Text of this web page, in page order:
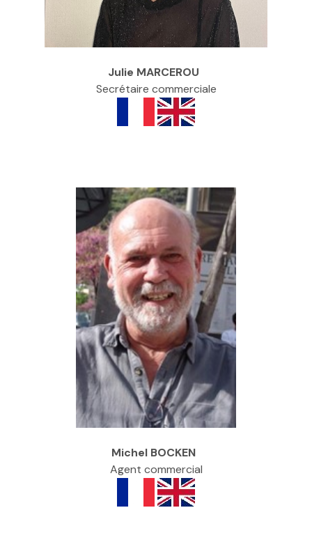
Julie MARCEROU
Secrétaire commerciale
Michel BOCKEN
Agent commercial